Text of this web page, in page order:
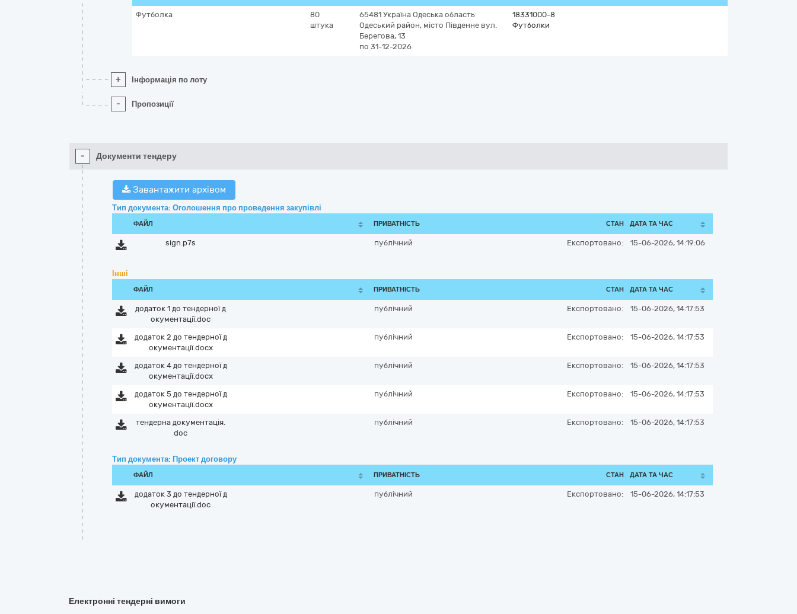
Футболка
80
штука
65481 Україна Одеська область
Одеський район, місто Південне вул.
Берегова, 13
по 31-12-2026
18331000-8
Футболки
+ Інформація по лоту
- Пропозиції
- Документи тендеру
Завантажити архівом
Тип документа: Оголошення про проведення закупівлі
ФАЙЛ ПРИВАТНІСТЬ СТАН ДАТА ТА ЧАС
sign.p7s публічний Експортовано: 15-06-2026, 14:19:06
Інші
ФАЙЛ ПРИВАТНІСТЬ СТАН ДАТА ТА ЧАС
додаток 1 до тендерної д
окументації.doc
публічний Експортовано: 15-06-2026, 14:17:53
додаток 2 до тендерної д
окументації.docx
публічний Експортовано: 15-06-2026, 14:17:53
додаток 4 до тендерної д
окументації.docx
публічний Експортовано: 15-06-2026, 14:17:53
додаток 5 до тендерної д
окументації.docx
публічний Експортовано: 15-06-2026, 14:17:53
тендерна документація.
doc
публічний Експортовано: 15-06-2026, 14:17:53
Тип документа: Проект договору
ФАЙЛ ПРИВАТНІСТЬ СТАН ДАТА ТА ЧАС
додаток 3 до тендерної д
окументації.doc
публічний Експортовано: 15-06-2026, 14:17:53
Електронні тендерні вимоги